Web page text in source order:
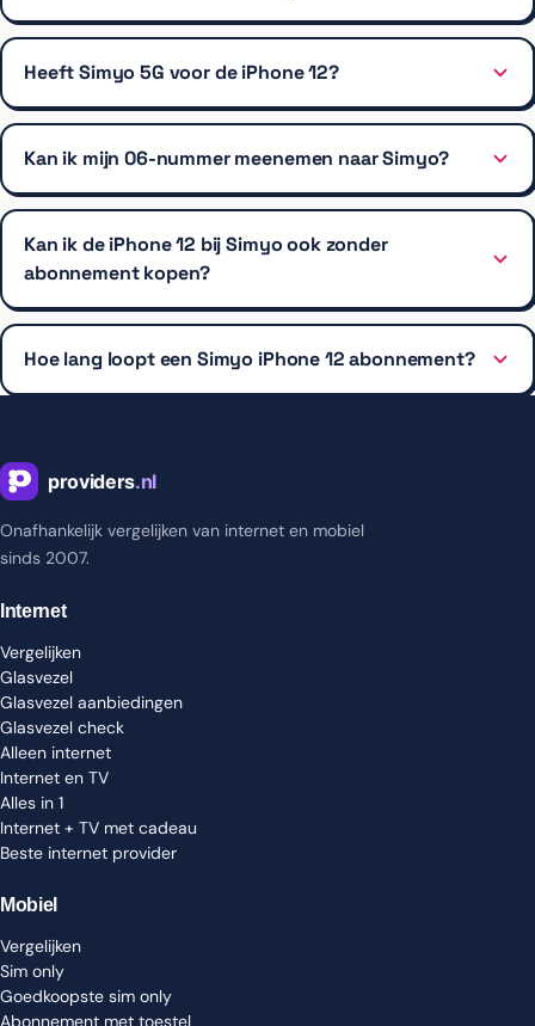
Heeft Simyo 5G voor de iPhone 12?
Kan ik mijn 06-nummer meenemen naar Simyo?
Kan ik de iPhone 12 bij Simyo ook zonder
abonnement kopen?
Hoe lang loopt een Simyo iPhone 12 abonnement?
Onafhankelijk vergelijken van internet en mobiel
sinds 2007.
Internet
Vergelijken
Glasvezel
Glasvezel aanbiedingen
Glasvezel check
Alleen internet
Internet en TV
Alles in 1
Internet + TV met cadeau
Beste internet provider
Mobiel
Vergelijken
Sim only
Goedkoopste sim only
Abonnement met toestel